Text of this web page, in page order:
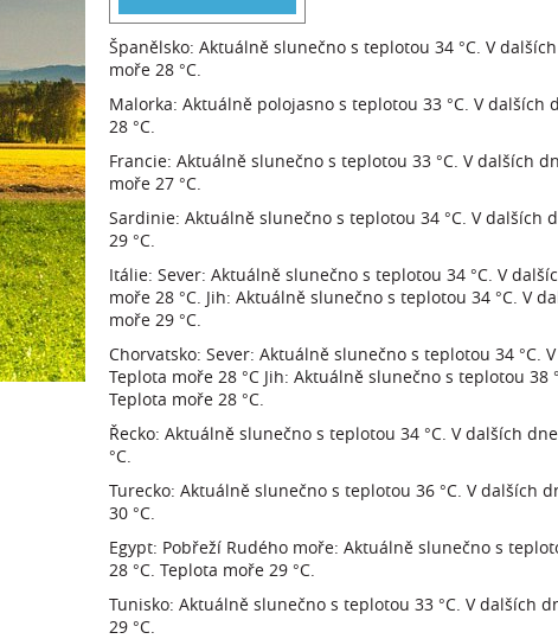
Španělsko: Aktuálně slunečno s teplotou 34 °C. V
moře 28 °C.
Malorka: Aktuálně polojasno s teplotou 33 °C. V
28 °C.
Francie: Aktuálně slunečno s teplotou 33 °C. V dalších
moře 27 °C.
Sardinie: Aktuálně slunečno s teplotou 34 °C. V dalších
29 °C.
Itálie: Sever: Aktuálně slunečno s teplotou 34 °C. V
moře 28 °C. Jih: Aktuálně slunečno s teplotou 34 °C. V
moře 29 °C.
Chorvatsko: Sever: Aktuálně slunečno s teplotou 34 °C.
Teplota moře 28 °C Jih: Aktuálně slunečno s teplotou
Teplota moře 28 °C.
Řecko: Aktuálně slunečno s teplotou 34 °C. V dalších
°C.
Turecko: Aktuálně slunečno s teplotou 36 °C. V dalších
30 °C.
Egypt: Pobřeží Rudého moře: Aktuálně slunečno s
28 °C. Teplota moře 29 °C.
Tunisko: Aktuálně slunečno s teplotou 33 °C. V dalších
29 °C.